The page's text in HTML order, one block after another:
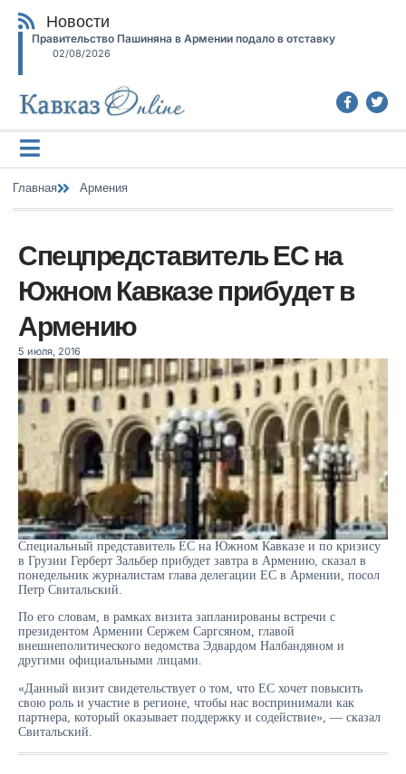
Новости
Правительство Пашиняна в Армении подало в отставку
02/08/2026
Главная Армения
Спецпредставитель ЕС на
Южном Кавказе прибудет в
Армению
5 июля, 2016
Специальный представитель ЕС на Южном Кавказе и по кризису
в Грузии Герберт Зальбер прибудет завтра в Армению, сказал в
понедельник журналистам глава делегации ЕС в Армении, посол
Петр Свитальский.
По его словам, в рамках визита запланированы встречи с
президентом Армении Сержем Саргсяном, главой
внешнеполитического ведомства Эдвардом Налбандяном и
другими официальными лицами.
«Данный визит свидетельствует о том, что ЕС хочет повысить
свою роль и участие в регионе, чтобы нас воспринимали как
партнера, который оказывает поддержку и содействие», — сказал
Свитальский.